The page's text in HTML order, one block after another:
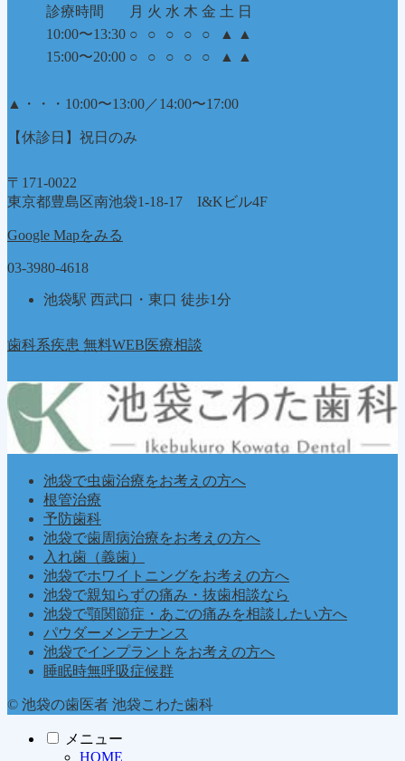
診療時間 月 火 水 木 金 土 日
10:00〜13:30 ○ ○ ○ ○ ○ ▲
▲
15:00〜20:00 ○ ○ ○ ○ ○ ▲ ▲
▲ ・・・10:00〜13:00／14:00〜17:00
【休診日】祝日のみ
〒171-0022
東京都豊島区南池袋1-18-17 I&Kビル4F
Google Mapをみる
03-3980-4618
池袋駅 西武口・東口 徒歩1分
歯科系疾患 無料WEB医療相談
池袋で虫歯治療をお考えの方へ
根管治療
予防歯科
池袋で歯周病治療をお考えの方へ
入れ歯（義歯）
池袋でホワイトニングをお考えの方へ
池袋で親知らずの痛み・抜歯相談なら
池袋で顎関節症・あごの痛みを相談したい方へ
パウダーメンテナンス
池袋でインプラントをお考えの方へ
睡眠時無呼吸症候群
© 池袋の歯医者 池袋こわた歯科
メニュー
HOME